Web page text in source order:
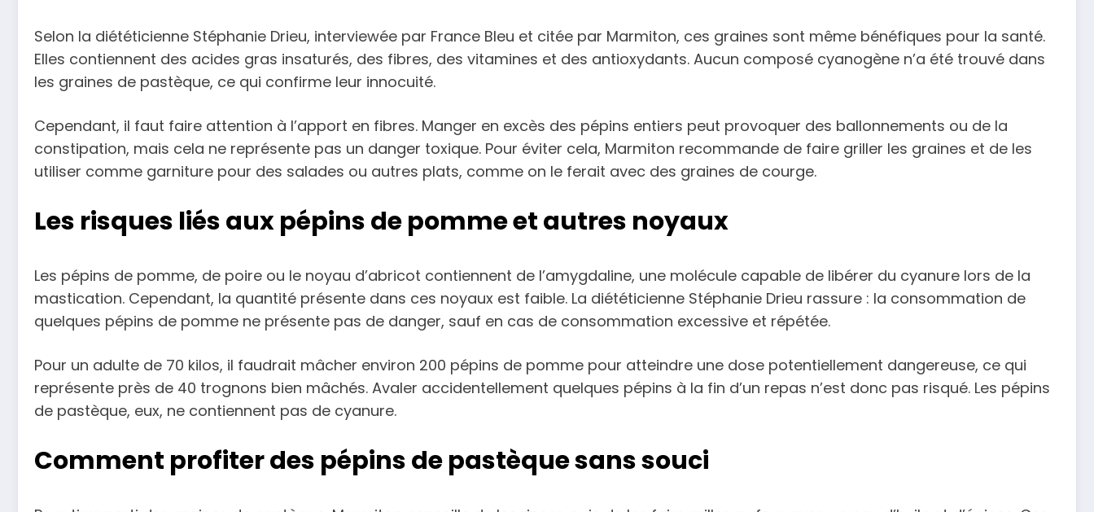
Selon la diététicienne Stéphanie Drieu, interviewée par France Bleu et citée par Marmiton, ces graines sont même bénéfiques pour la santé.
Elles contiennent des acides gras insaturés, des fibres, des vitamines et des antioxydants. Aucun composé cyanogène n’a été trouvé dans
les graines de pastèque, ce qui confirme leur innocuité.
Cependant, il faut faire attention à l’apport en fibres. Manger en excès des pépins entiers peut provoquer des ballonnements ou de la
constipation, mais cela ne représente pas un danger toxique. Pour éviter cela, Marmiton recommande de faire griller les graines et de les
utiliser comme garniture pour des salades ou autres plats, comme on le ferait avec des graines de courge.
Les risques liés aux pépins de pomme et autres noyaux
Les pépins de pomme, de poire ou le noyau d’abricot contiennent de l’amygdaline, une molécule capable de libérer du cyanure lors de la
mastication. Cependant, la quantité présente dans ces noyaux est faible. La diététicienne Stéphanie Drieu rassure : la consommation de
quelques pépins de pomme ne présente pas de danger, sauf en cas de consommation excessive et répétée.
Pour un adulte de 70 kilos, il faudrait mâcher environ 200 pépins de pomme pour atteindre une dose potentiellement dangereuse, ce qui
représente près de 40 trognons bien mâchés. Avaler accidentellement quelques pépins à la fin d’un repas n’est donc pas risqué. Les pépins
de pastèque, eux, ne contiennent pas de cyanure.
Comment profiter des pépins de pastèque sans souci